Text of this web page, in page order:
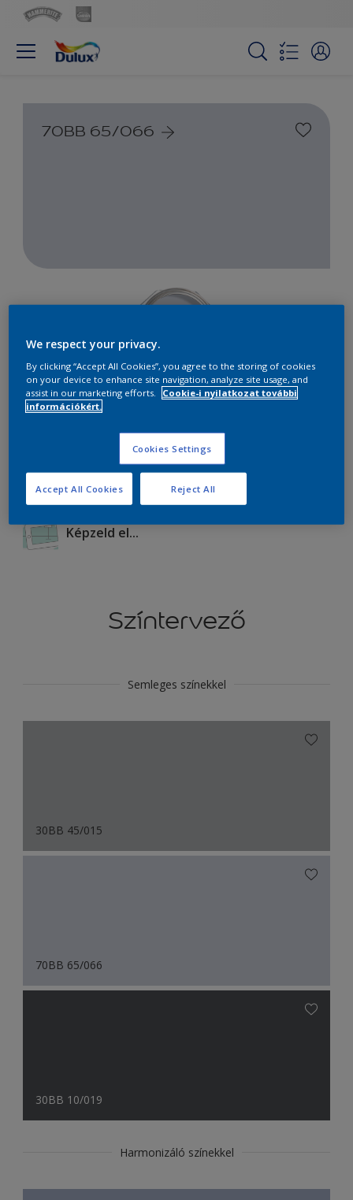
70BB 65/066
Termékek ebben a színben
Mehet
Képzeld el...
Színtervező
Semleges színekkel
30BB 45/015
70BB 65/066
30BB 10/019
Harmonizáló színekkel
We respect your privacy.
By clicking “Accept All Cookies”, you agree to the storing of cookies
on your device to enhance site navigation, analyze site usage, and
assist in our marketing efforts.
Cookie-i nyilatkozat további
információkért.
Cookies Settings
Reject All
Accept All Cookies